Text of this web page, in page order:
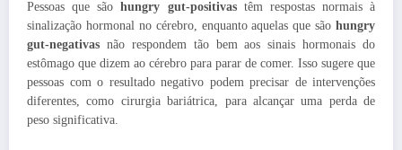
Pessoas que sãohungry gut-positivastêm respostas normais à
sinalização hormonal no cérebro, enquanto aquelas que são hungry
gut-negativas não respondem tão bem aos sinais hormonais do
estômago que dizem ao cérebro para parar de comer. Isso sugere que
pessoas com o resultado negativo podem precisar de intervenções
diferentes, como cirurgia bariátrica, para alcançar uma perda de
peso significativa.